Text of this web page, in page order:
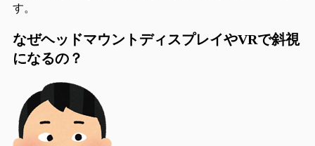
す。
なぜヘッドマウントディスプレイやVRで斜視
になるの？